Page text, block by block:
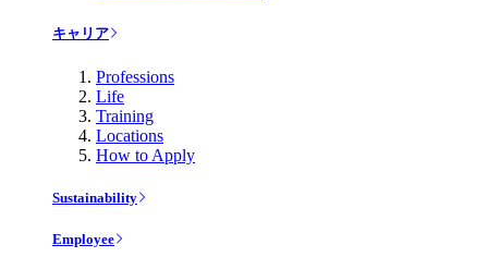
キャリア
Professions
Life
Training
Locations
How to Apply
Sustainability
Employee